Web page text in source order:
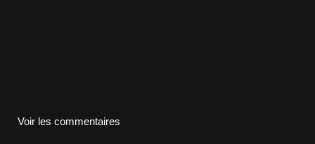
Voir les commentaires